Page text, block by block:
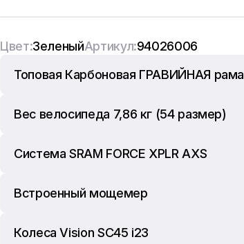
Цвет:ЗеленыйАртикул:94026006
Топовая Карбоновая ГРАВИЙНАЯ рама
Вес велосипеда 7,86 кг (54 размер)
Система SRAM FORCE XPLR AXS
Встроенный мощемер
Колеса Vision SC45 i23